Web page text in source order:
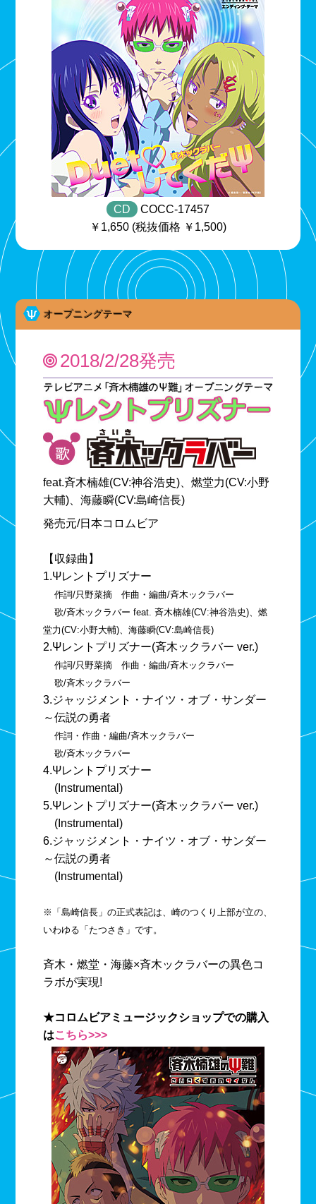
CD
COCC-17457
￥1,650 (税抜価格 ￥1,500)
オープニングテーマ
2018/2/28発売
feat.斉木楠雄(CV:神谷浩史)、燃堂力(CV:小野
大輔)、海藤瞬(CV:島崎信長)
発売元/日本コロムビア
【収録曲】
1.Ψレントプリズナー
作詞/只野菜摘 作曲・編曲/斉木ックラバー
歌/斉木ックラバー feat. 斉木楠雄(CV:神谷浩史)、燃
堂力(CV:小野大輔)、海藤瞬(CV:島崎信長)
2.Ψレントプリズナー(斉木ックラバー ver.)
作詞/只野菜摘 作曲・編曲/斉木ックラバー
歌/斉木ックラバー
3.ジャッジメント・ナイツ・オブ・サンダー
～伝説の勇者
作詞・作曲・編曲/斉木ックラバー
歌/斉木ックラバー
4.Ψレントプリズナー
(Instrumental)
5.Ψレントプリズナー(斉木ックラバー ver.)
(Instrumental)
6.ジャッジメント・ナイツ・オブ・サンダー
～伝説の勇者
(Instrumental)
※「島崎信長」の正式表記は、崎のつくり上部が立の、
いわゆる「たつさき」です。
斉木・燃堂・海藤×斉木ックラバーの異色コ
ラボが実現!
★コロムビアミュージックショップでの購入
はこちら>>>